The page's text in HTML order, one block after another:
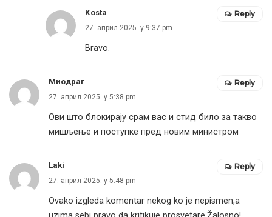
Kosta
27. април 2025. у 9:37 pm
Bravo.
Reply
Миодраг
27. април 2025. у 5:38 pm
Ови што блокирају срам вас и стид било за такво
мишљење и поступке пред новим министром
Reply
Laki
27. април 2025. у 5:48 pm
Ovako izgleda komentar nekog ko je nepismen,a
Reply